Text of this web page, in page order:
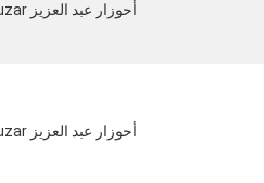
Abdel Aziz Ahouzar أحوزار عبد العزيز
Abdel Aziz Ahouzar أحوزار عبد العزيز